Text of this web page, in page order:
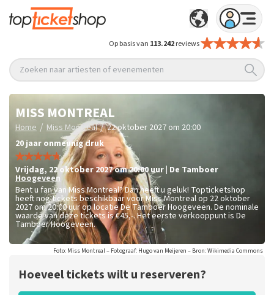
Op basis van 113.242reviews
Zoeken naar artiesten of evenementen
MISS MONTREAL
Home / Miss Montreal / 22 oktober 2027 om 20:00
20 jaar onmeunig druk
vrijdag, 22 oktober 2027 om 20:00uur De Tamboer
Hoogeveen
Bent u fan van Miss Montreal? Dan heeft u geluk! Topticketshop
heeft nog tickets beschikbaar voor Miss Montreal op 22 oktober
2027 om 20:00 uur op locatie De Tamboer Hoogeveen. De nominale
waarde van deze tickets is€45,-. Het eerste verkooppunt is De
Tamboer Hoogeveen.
Foto: Miss Montreal – Fotograaf: Hugo van Meijeren – Bron: Wikimedia Commons
Hoeveel tickets wilt u reserveren?